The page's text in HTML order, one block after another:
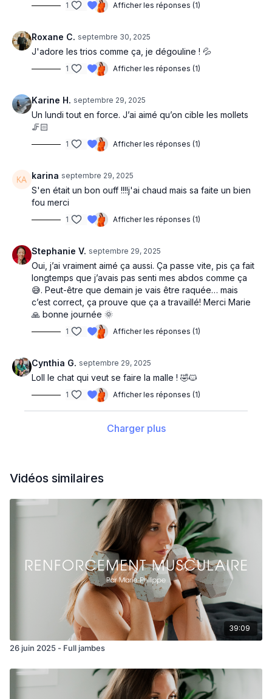
1 Afficher les réponses (1)
Roxane C. septembre 30, 2025
J'adore les trios comme ça, je dégouline ! 💦
1 Afficher les réponses (1)
Karine H. septembre 29, 2025
Un lundi tout en force. J’ai aimé qu’on cible les mollets
🦵🏻
1 Afficher les réponses (1)
karina septembre 29, 2025
S'en était un bon ouff !!!!j'ai chaud mais sa faite un bien
fou merci
1 Afficher les réponses (1)
Stephanie V. septembre 29, 2025
Oui, j’ai vraiment aimé ça aussi. Ça passe vite, pis ça fait
longtemps que j’avais pas senti mes abdos comme ça
😅. Peut-être que demain je vais être raquée… mais
c’est correct, ça prouve que ça a travaillé! Merci Marie
🙏 bonne journée 🌞
1 Afficher les réponses (1)
Cynthia G. septembre 29, 2025
Loll le chat qui veut se faire la malle ! 🤣🐱
1 Afficher les réponses (1)
Charger plus
Vidéos similaires
39:09
26 juin 2025 - Full jambes